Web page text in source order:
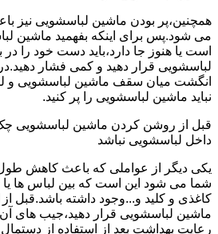
همچنین،پر بودن ماشین لباسشویی
می شود.پس برای اینکه بفهمید ماشین
است یا هنوز جا دارد،باید دست خود را
انگشت میان سقف ماشین لباسشویی و
نباید ماشین لباسشویی را پر کنید.
قبل از روشن کردن ماشین لباسشویی
داخل لباسشویی نباشد
یکی دیگر از عواملی که باعث کاهش
شما می شود این است که بین لباس ها
کاغذی و کلید و...وجود داشته باشد.قبل از
ماشین لباسشویی قرار دهید،جیب های آن
رعایت بهداشت بعد از استفاده از